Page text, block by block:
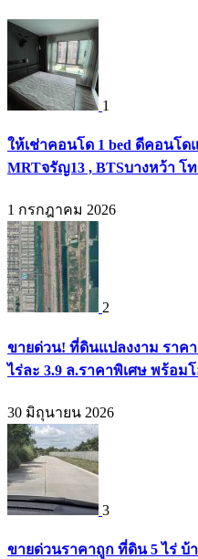
1
ให้เช่าคอนโด 1 bed ดีคอนโ
MRTจรัญ13 , BTSบางหว้า โท
1 กรกฎาคม 2026
2
ขายด่วน! ที่ดินแปลงงาม ราค
ไร่ละ 3.9 ล.ราคาพิเศษ พร้อมโ
30 มิถุนายน 2026
3
ขายด่วนราคาถูก ที่ดิน 5 ไร่ บ้